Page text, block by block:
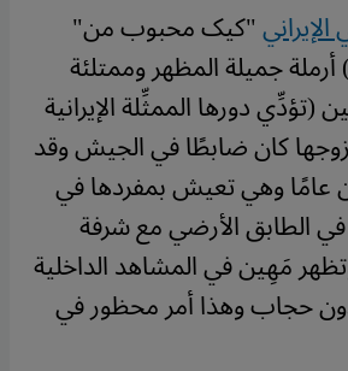
"کیک محبوب من"
جميلة المظهر وممتلئة
دورها الممثِّلة الإيرانية
كان ضابطًا في الجيش وقد
عامًا وهي تعيش بمفردها في
الطابق الأرضي مع شرفة
مَهِين في المشاهد الداخلية
حجاب وهذا أمر محظور في